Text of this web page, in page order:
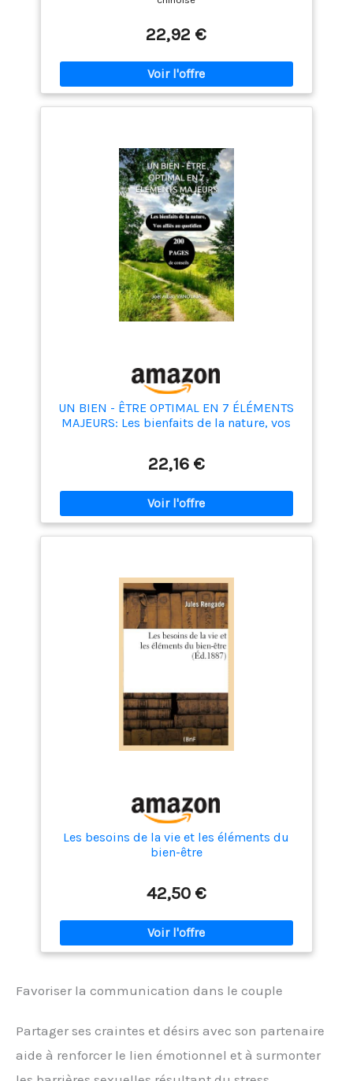
22,92 €
UN BIEN - ÊTRE OPTIMAL EN 7 ÉLÉMENTS
MAJEURS: Les bienfaits de la nature, vos
22,16 €
Les besoins de la vie et les éléments du
bien-être
42,50 €
Favoriser la communication dans le couple
Partager ses craintes et désirs avec son partenaire
aide à renforcer le lien émotionnel et à surmonter